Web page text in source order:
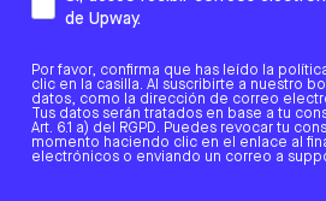
de Upway.
Por favor, confirma que has leído la
clic en la casilla. Al suscribirte a nuestro
datos, como la dirección de correo
Tus datos serán tratados en base a tu
Art. 6.1 a) del RGPD. Puedes revocar tu
momento haciendo clic en el enlace al
electrónicos o enviando un correo a